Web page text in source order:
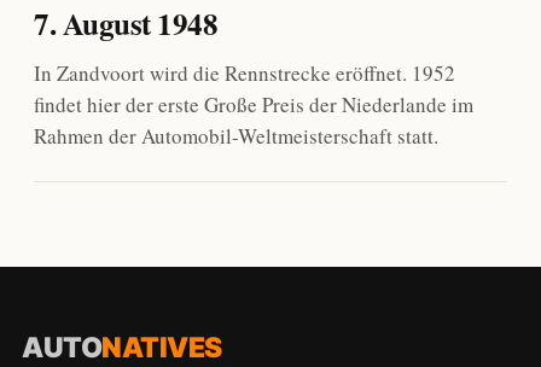
7. August 1948
In Zandvoort wird die Rennstrecke eröffnet. 1952
findet hier der erste Große Preis der Niederlande im
Rahmen der Automobil-Weltmeisterschaft statt.
AUTONATIVES